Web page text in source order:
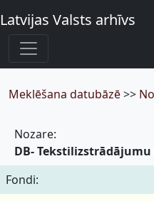
Latvijas Valsts arhīvs
Meklēšana datubāzē>>
Nozare:
DB- Tekstilizstrādājumu
Fondi: